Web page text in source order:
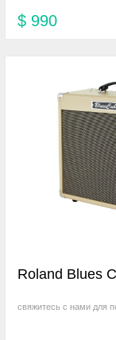
$ 990
Roland Blues
свяжитесь с нами для